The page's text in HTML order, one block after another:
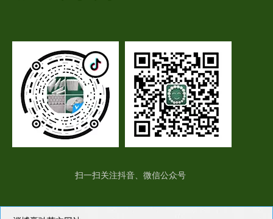
扫一扫关注抖音、微信公众号